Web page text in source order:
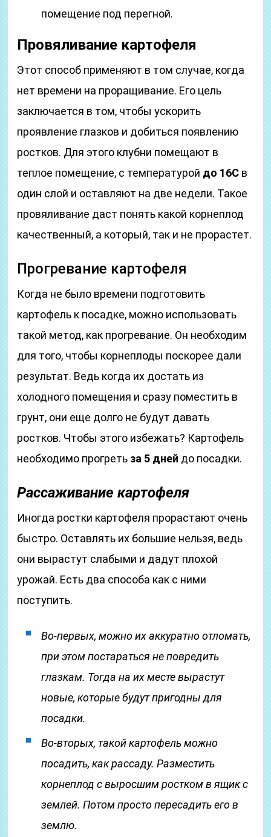
помещение под перегной.
Провяливание картофеля
Этот способ применяют в том случае, когда
нет времени на проращивание. Его цель
заключается в том, чтобы ускорить
проявление глазков и добиться появлению
ростков. Для этого клубни помещают в
теплое помещение, с температурой до 16C в
один слой и оставляют на две недели. Такое
провяливание даст понять какой корнеплод
качественный, а который, так и не прорастет.
Прогревание картофеля
Когда не было времени подготовить
картофель к посадке, можно использовать
такой метод, как прогревание. Он необходим
для того, чтобы корнеплоды поскорее дали
результат. Ведь когда их достать из
холодного помещения и сразу поместить в
грунт, они еще долго не будут давать
ростков. Чтобы этого избежать? Картофель
необходимо прогреть за 5 дней до посадки.
Рассаживание картофеля
Иногда ростки картофеля прорастают очень
быстро. Оставлять их большие нельзя, ведь
они вырастут слабыми и дадут плохой
урожай. Есть два способа как с ними
поступить.
Во-первых, можно их аккуратно отломать,
при этом постараться не повредить
глазкам. Тогда на их месте вырастут
новые, которые будут пригодны для
посадки.
Во-вторых, такой картофель можно
посадить, как рассаду. Разместить
корнеплод с выросшим ростком в ящик с
землей. Потом просто пересадить его в
землю.